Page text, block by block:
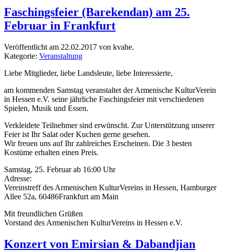
Faschingsfeier (Barekendan) am 25.
Februar in Frankfurt
Veröffentlicht am 22.02.2017 von kvahe.
Kategorie: Veranstaltung
Liebe Mitglieder, liebe Landsleute, liebe Interessierte,
am kommenden Samstag veranstaltet der Armenische KulturVerein
in Hessen e.V. seine jährliche Faschingsfeier mit verschiedenen
Spielen, Musik und Essen.
Verkleidete Teilnehmer sind erwünscht. Zur Unterstützung unserer
Feier ist Ihr Salat oder Kuchen gerne gesehen.
Wir freuen uns auf Ihr zahlreiches Erscheinen. Die 3 besten
Kostüme erhalten einen Preis.
Samstag, 25. Februar ab 16:00 Uhr
Adresse:
Vereinstreff des Armenischen KulturVereins in Hessen, Hamburger
Allee 52a, 60486Frankfurt am Main
Mit freundlichen Grüßen
Vorstand des Armenischen KulturVereins in Hessen e.V.
Konzert von Emirsian & Dabandjian